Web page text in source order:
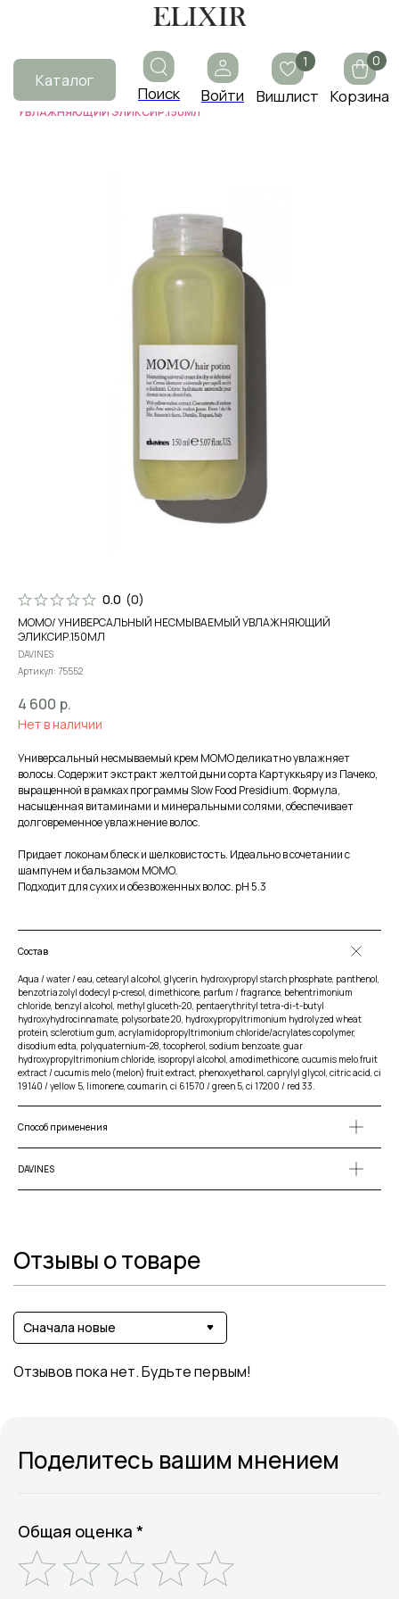
Поиск
Каталог
Войти Вишлист
Главная Каталог
MOMO/ УНИВЕРСАЛЬНЫЙ НЕСМЫВАЕМЫЙ
УВЛАЖНЯЮЩИЙ ЭЛИКСИР.150МЛ
0.0 (0)
MOMO/ УНИВЕРСАЛЬНЫЙ НЕСМЫВАЕМЫЙ УВЛАЖНЯЮЩИЙ
ЭЛИКСИР.150МЛ
DAVINES
Артикул: 75552
4 600 р.
Нет в наличии
Универсальный несмываемый крем MOMO деликатно увлажняет
волосы. Содержит экстракт желтой дыни сорта Картуккьяру из Пачеко,
выращенной в рамках программы Slow Food Presidium. Формула,
насыщенная витаминами и минеральными солями, обеспечивает
долговременное увлажнение волос.
Придает локонам блеск и шелковистость. Идеально в сочетании с
шампунем и бальзамом MOMO.
Подходит для сухих и обезвоженных волос. pH 5.3
Состав
Aqua / water / eau, cetearyl alcohol, glycerin, hydroxypropyl starch phosphate, panthenol,
benzotriazolyl dodecyl p-cresol, dimethicone, parfum / fragrance, behentrimonium
chloride, benzyl alcohol, methyl gluceth-20, pentaerythrityl tetra-di-t-butyl
hydroxyhydrocinnamate, polysorbate 20, hydroxypropyltrimonium hydrolyzed wheat
protein, sclerotium gum, acrylamidopropyltrimonium chloride/acrylates copolymer,
disodium edta, polyquaternium-28, tocopherol, sodium benzoate, guar
hydroxypropyltrimonium chloride, isopropyl alcohol, amodimethicone, cucumis melo fruit
extract / cucumis melo (melon) fruit extract, phenoxyethanol, caprylyl glycol, citric acid, ci
19140 / yellow 5, limonene, coumarin, ci 61570 / green 5, ci 17200 / red 33.
Способ применения
DAVINES
Отзывы о товаре
Сначала новые
Отзывов пока нет. Будьте первым!
Поделитесь вашим мнением
Общая оценка *